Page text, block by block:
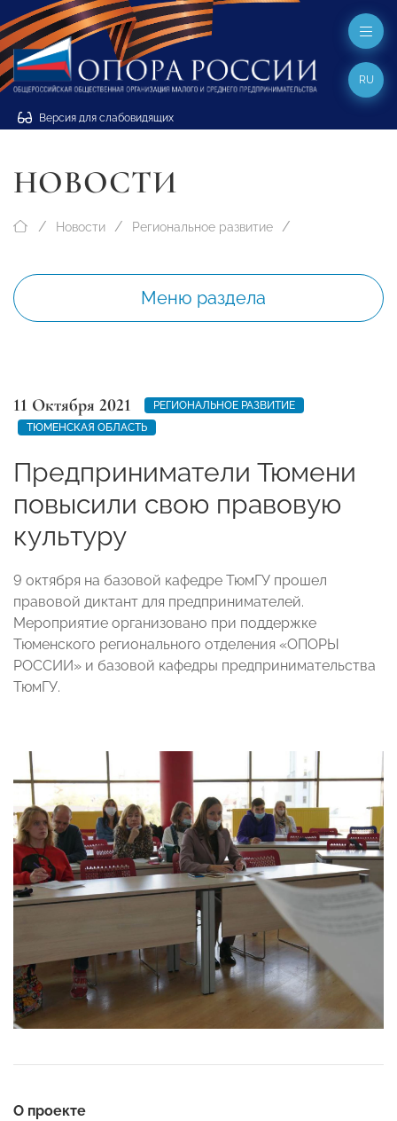
Версия для слабовидящих
RU
НОВОСТИ
Новости Региональное развитие
Меню раздела
11 Октября 2021
РЕГИОНАЛЬНОЕ РАЗВИТИЕ
ТЮМЕНСКАЯ ОБЛАСТЬ
Предприниматели Тюмени
повысили свою правовую
культуру
9 октября на базовой кафедре ТюмГУ прошел
правовой диктант для предпринимателей.
Мероприятие организовано при поддержке
Тюменского регионального отделения «ОПОРЫ
РОССИИ» и базовой кафедры предпринимательства
ТюмГУ.
О проекте